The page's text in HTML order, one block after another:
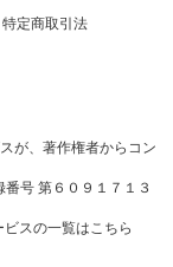
特定商取引法
が、著作権者からコン
号 第６０９１７１３
スの一覧はこちら